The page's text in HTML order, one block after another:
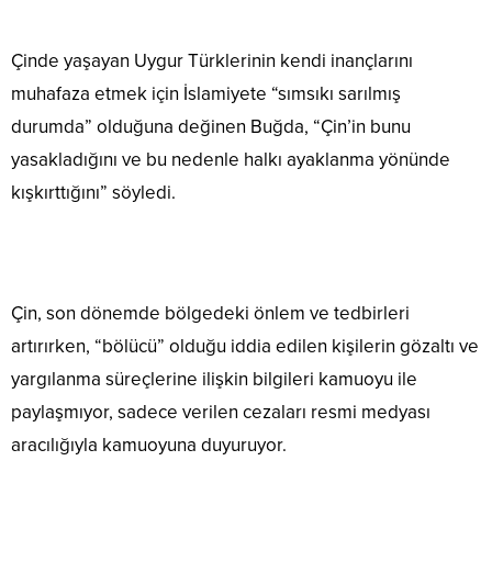
Çinde yaşayan Uygur Türklerinin kendi inançlarını
muhafaza etmek için İslamiyete “sımsıkı sarılmış
durumda” olduğuna değinen Buğda, “Çin’in bunu
yasakladığını ve bu nedenle halkı ayaklanma yönünde
kışkırttığını” söyledi.
Çin, son dönemde bölgedeki önlem ve tedbirleri
artırırken, “bölücü” olduğu iddia edilen kişilerin gözaltı ve
yargılanma süreçlerine ilişkin bilgileri kamuoyu ile
paylaşmıyor, sadece verilen cezaları resmi medyası
aracılığıyla kamuoyuna duyuruyor.